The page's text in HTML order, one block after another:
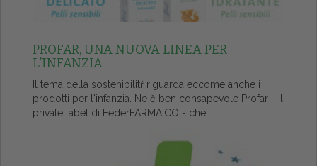
PROFAR, UNA NUOVA LINEA PER
L’INFANZIA
Il tema della sostenibilitŕ riguarda eccome anche i
prodotti per l'infanzia. Ne č ben consapevole Profar - il
private label di FederFARMA.CO - che...